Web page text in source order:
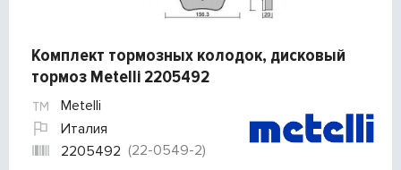
Комплект тормозных колодок, дисковый
тормоз Metelli 2205492
Metelli
Италия
2205492 (22-0549-2)